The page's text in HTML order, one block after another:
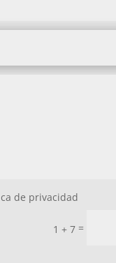
de privacidad
1 + 7 =